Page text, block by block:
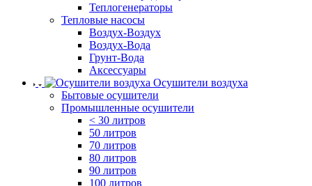
Теплогенераторы
Тепловые насосы
Воздух-Воздух
Воздух-Вода
Грунт-Вода
Аксессуары
Осушители воздуха
Бытовые осушители
Промышленные осушители
< 30 литров
50 литров
70 литров
80 литров
90 литров
100 литров